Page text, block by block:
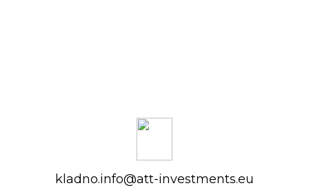
kladno.info@att-investments.eu